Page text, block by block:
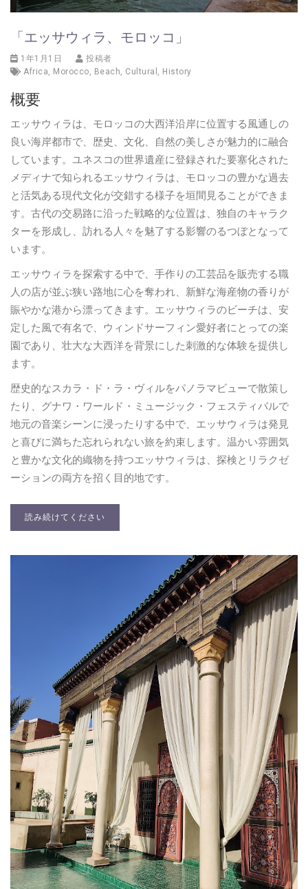
「エッサウィラ、モロッコ」
1年1月1日
投稿者
Africa, Morocco, Beach, Cultural , History
概要
エッサウィラは、モロッコの大西洋沿岸に位置する風通しの
良い海岸都市で、歴史、文化、自然の美しさが魅力的に融合
しています。ユネスコの世界遺産に登録された要塞化された
メディナで知られるエッサウィラは、モロッコの豊かな過去
と活気ある現代文化が交錯する様子を垣間見ることができま
す。古代の交易路に沿った戦略的な位置は、独自のキャラク
ターを形成し、訪れる人々を魅了する影響のるつぼとなって
います。
エッサウィラを探索する中で、手作りの工芸品を販売する職
人の店が並ぶ狭い路地に心を奪われ、新鮮な海産物の香りが
賑やかな港から漂ってきます。エッサウィラのビーチは、安
定した風で有名で、ウィンドサーフィン愛好者にとっての楽
園であり、壮大な大西洋を背景にした刺激的な体験を提供し
ます。
歴史的なスカラ・ド・ラ・ヴィルをパノラマビューで散策し
たり、グナワ・ワールド・ミュージック・フェスティバルで
地元の音楽シーンに浸ったりする中で、エッサウィラは発見
と喜びに満ちた忘れられない旅を約束します。温かい雰囲気
と豊かな文化的織物を持つエッサウィラは、探検とリラクゼ
ーションの両方を招く目的地です。
読み続けてください